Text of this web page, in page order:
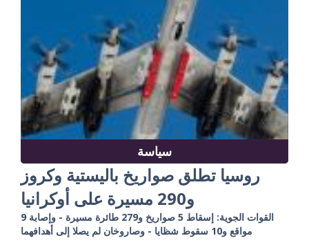
سياسة
روسيا تطلق صواريخ باليستية وكروز
و290 مسيرة على أوكرانيا
القوات الجوية: إسقاط 5 صواريخ و279 طائرة مسيرة - وإصابة 9
مواقع و10 سقوط شظايا - وصاروخان لم يصلا إلى أهدافهما